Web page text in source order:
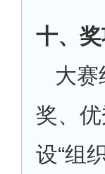
十、
大赛
奖、
设“组